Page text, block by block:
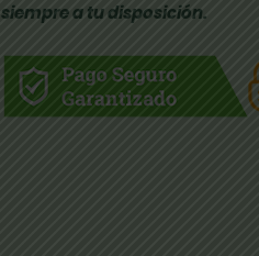
siempre a tu disposición.